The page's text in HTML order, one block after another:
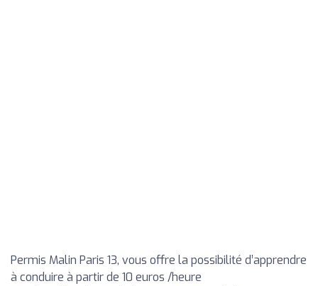
Permis Malin Paris 13, vous offre la possibilité d’apprendre
à conduire à partir de 10 euros /heure